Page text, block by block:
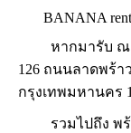
BANANA rent-
หากมารับ ณ ที่
126 ถนนลาดพร้า
กรุงเทพมหานคร
รวมไปถึง พร้อ